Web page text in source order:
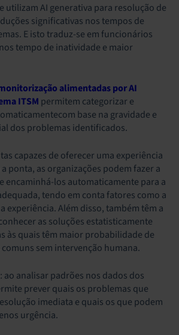
utilizam AI generativa para resolução de
significativas nos tempos de
E isto traduz-se em funcionários
tempo de inatividade e maior
alimentadas por AI
ITSM permitem categorizar e
base na gravidade e
dos problemas identificados.
capazes de oferecer uma experiência
ponta, as organizações podem fazer a
encaminhá-los automaticamente para a
tendo em conta fatores como a
experiência. Além disso, também têm a
as soluções estatisticamente
às quais têm maior probabilidade de
sem intervenção humana.
ao analisar padrões nos dados dos
prever quais os problemas que
imediata e quais os que podem
urgência.